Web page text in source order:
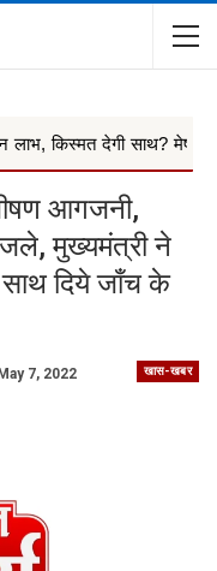
देगी साथ? मेष से मीन तक 12
आगजनी,
मुख्यमंत्री ने
दिये जाँच के
खास-खबर
May 7, 2022